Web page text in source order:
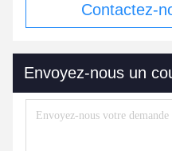
Contactez-
Envoyez-nous un